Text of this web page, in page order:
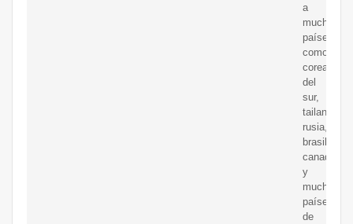
a
muchos
países
como
corea
del
sur,
tailandia,
rusia,
brasil,
canadá
y
muchos
países
de